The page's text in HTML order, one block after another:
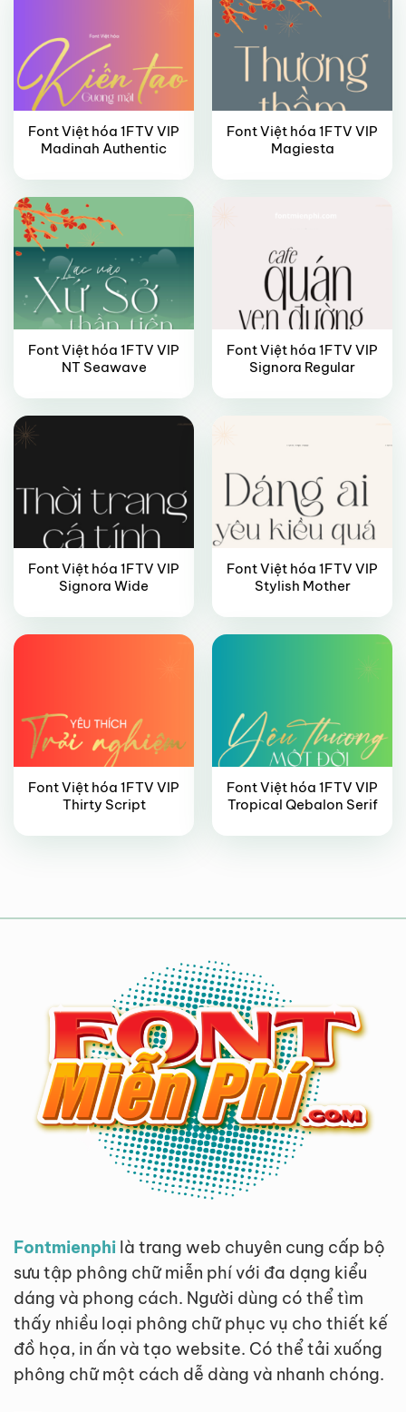
Font Việt hóa 1FTV VIP
Madinah Authentic
Font Việt hóa 1FTV VIP
Magiesta
VIP
Font Việt hóa 1FTV VIP
NT Seawave
VIP
Font Việt hóa 1FTV VIP
Signora Regular
VIP
Font Việt hóa 1FTV VIP
Signora Wide
VIP
Font Việt hóa 1FTV VIP
Stylish Mother
VIP
Font Việt hóa 1FTV VIP
Thirty Script
VIP
Font Việt hóa 1FTV VIP
Tropical Qebalon Serif
Fontmienphi là trang web chuyên cung cấp bộ
sưu tập phông chữ miễn phí với đa dạng kiểu
dáng và phong cách. Người dùng có thể tìm
thấy nhiều loại phông chữ phục vụ cho thiết kế
đồ họa, in ấn và tạo website. Có thể tải xuống
phông chữ một cách dễ dàng và nhanh chóng.